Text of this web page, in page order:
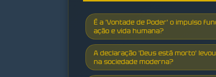
É a 'Vontade de Poder' o impulso
ação e vida humana?
A declaração 'Deus está morto'
na sociedade moderna?